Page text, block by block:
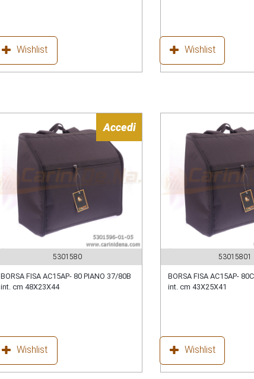
Wishlist Wishlist
Accedi
5301580
BORSA FISA AC15AP- 80 PIANO 37/80B
int. cm 48X23X44
Wishlist
53015801
BORSA FISA AC15AP-
int. cm 43X25X41
Wishlist